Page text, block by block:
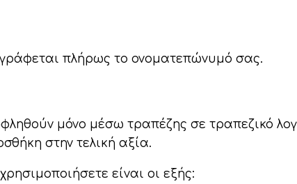
πλήρως το ονοματεπώνυμό σας.
μόνο μέσω τραπέζης σε τραπεζικό
στην τελική αξία.
είναι οι εξής: